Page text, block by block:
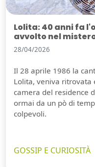
Lolita: 40 anni fa
avvolto nel
28/04/2026
Il 28 aprile 1986 la
Lolita, veniva ritrovata
camera del residence
ormai da un pò di
colpevoli.
GOSSIP E CURIOSITÀ